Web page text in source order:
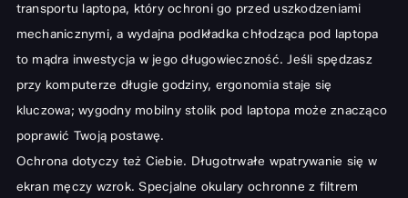
transportu laptopa, który ochroni go przed uszkodzeniami
mechanicznymi, a wydajna podkładka chłodząca pod laptopa
to mądra inwestycja w jego długowieczność. Jeśli spędzasz
przy komputerze długie godziny, ergonomia staje się
kluczowa; wygodny mobilny stolik pod laptopa może znacząco
poprawić Twoją postawę.
Ochrona dotyczy też Ciebie. Długotrwałe wpatrywanie się w
ekran męczy wzrok. Specjalne okulary ochronne z filtrem